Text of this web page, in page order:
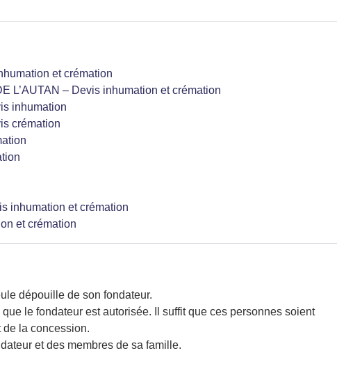
et crémation
L’AUTAN – Devis inhumation et crémation
inhumation
crémation
inhumation et crémation
et crémation
dépouille de son fondateur.
le fondateur est autorisée. Il suffit que ces personnes soient
de la concession.
et des membres de sa famille.